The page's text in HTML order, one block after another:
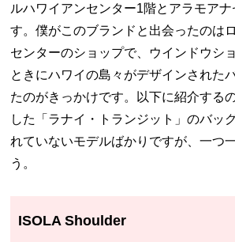
ルハワイアンセンター1階とアラモアナ
す。僕がこのブランドと出会ったのは
センターのショップで、ウインドウシ
ときにハワイの島々がデザインされた
たのがきっかけです。以下に紹介する
した「ラナイ・トランジット」のバッ
れていないモデルばかりですが、一つ
う。
ISOLA Shoulder